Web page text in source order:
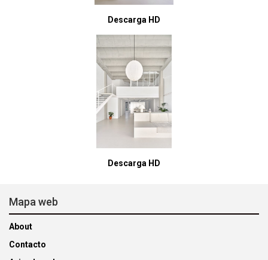
Descarga HD
Descarga HD
Mapa web
About
Contacto